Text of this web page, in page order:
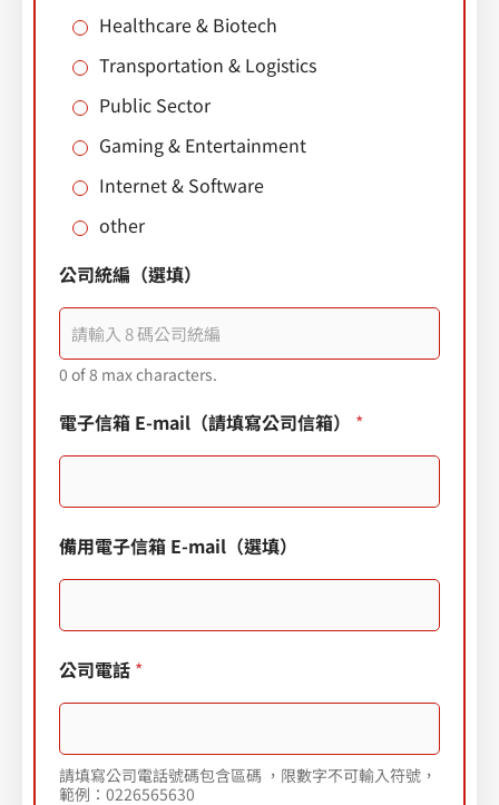
Healthcare & Biotech
Transportation & Logistics
Public Sector
Gaming & Entertainment
Internet & Software
other
公司統編（選填）
0 of 8 max characters.
電子信箱 E-mail（請填寫公司信箱） *
備用電子信箱 E-mail（選填）
公司電話 *
請填寫公司電話號碼包含區碼 ，限數字不可輸入符號，
範例：0226565630